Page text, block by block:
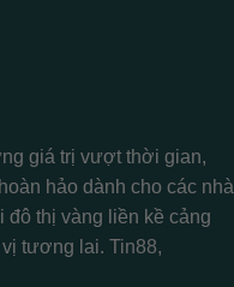
giá trị vượt thời gian,
hảo dành cho các nhà
đô thị vàng liền kề cảng
vị tương lai. Tin88,